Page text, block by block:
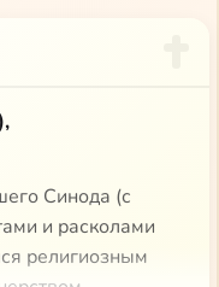
Синода (с
и расколами
религиозным